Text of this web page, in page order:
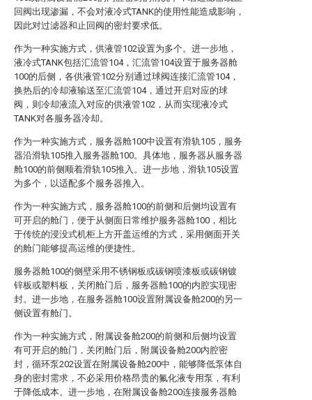
回阀出现渗漏，不会对液冷式TANK的使用性能造成影响，
因此对过滤器和止回阀的密封要求低。
作为一种实施方式，供液管102设置为多个。进一步地，
液冷式TANK包括汇流管104，汇流管104设置于服务器舱
100的后侧，各供液管102分别通过球阀连接汇流管104，
换热后的冷却液输送至汇流管104，通过开启对应的球
阀，则冷却液流入对应的供液管102，从而实现液冷式
TANK对各服务器冷却。
作为一种实施方式，服务器舱100中设置有滑轨105，服务
器沿滑轨105推入服务器舱100。具体地，服务器从服务器
舱100的前侧顺着滑轨105推入。进一步地，滑轨105设置
为多个，以适配多个服务器推入。
作为一种实施方式，服务器舱100的前侧和后侧均设置有
可开启的舱门，便于从侧面日常维护服务器舱100，相比
于传统的浸没式机柜上方开盖运维的方式，采用侧面开关
的舱门能够提高运维的便捷性。
服务器舱100的侧壁采用不锈钢板或碳钢喷漆板或碳钢镀
锌板或塑料板，关闭舱门后，服务器舱100的内腔实现密
封。进一步地，在服务器舱100设置附属设备舱200的另一
侧设置有舱门。
作为一种实施方式，附属设备舱200的前侧和后侧均设置
有可开启的舱门，关闭舱门后，附属设备舱200内腔密
封，循环泵202设置在附属设备舱200中，能够降低泵体自
身的密封需求，不必采用价格昂贵的氟化液专用泵，有利
于降低成本。进一步地，在附属设备舱200连接服务器舱